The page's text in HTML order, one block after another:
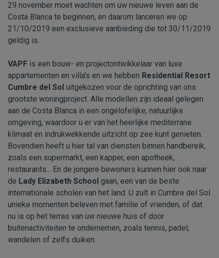
29 november moet wachten om uw nieuwe leven aan de
Costa Blanca te beginnen, en daarom lanceren we op
21/10/2019 een exclusieve aanbieding die tot 30/11/2019
geldig is.
VAPF is een bouw- en projectontwikkelaar van luxe
appartementen en villa's en we hebben Residential Resort
Cumbre del Sol uitgekozen voor de oprichting van ons
grootste woningproject. Alle modellen zijn ideaal gelegen
aan de Costa Blanca in een ongelofelijke, natuurlijke
omgeving, waardoor u er van het heerlijke mediterrane
klimaat en indrukwekkende uitzicht op zee kunt genieten.
Bovendien heeft u hier tal van diensten binnen handbereik,
zoals een supermarkt, een kapper, een apotheek,
restaurants... En de jongere bewoners kunnen hier ook naar
de Lady Elizabeth School gaan, een van de beste
internationale scholen van het land. U zult in Cumbre del Sol
unieke momenten beleven met familie of vrienden, of dat
nu is op het terras van uw nieuwe huis of door
buitenactiviteiten te ondernemen, zoals tennis, padel,
wandelen of zelfs duiken.